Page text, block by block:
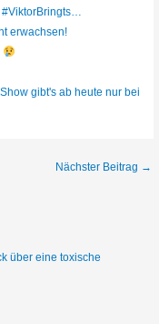
#ViktorBringts…
erwachsen!
gibt's ab heute nur bei
Nächster Beitrag →
über eine toxische